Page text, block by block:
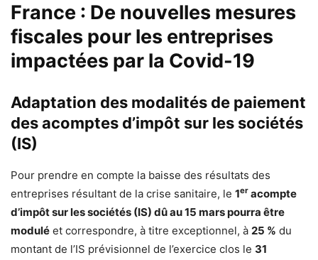
France : De nouvelles mesures
fiscales pour les entreprises
impactées par la Covid-19
Adaptation des modalités de paiement
des acomptes d’impôt sur les sociétés
(IS)
Pour prendre en compte la baisse des résultats des
entreprises résultant de la crise sanitaire, le 1er acompte
d’impôt sur les sociétés (IS) dû au 15 mars pourra être
modulé et correspondre, à titre exceptionnel, à 25 % du
montant de l’IS prévisionnel de l’exercice clos le 31